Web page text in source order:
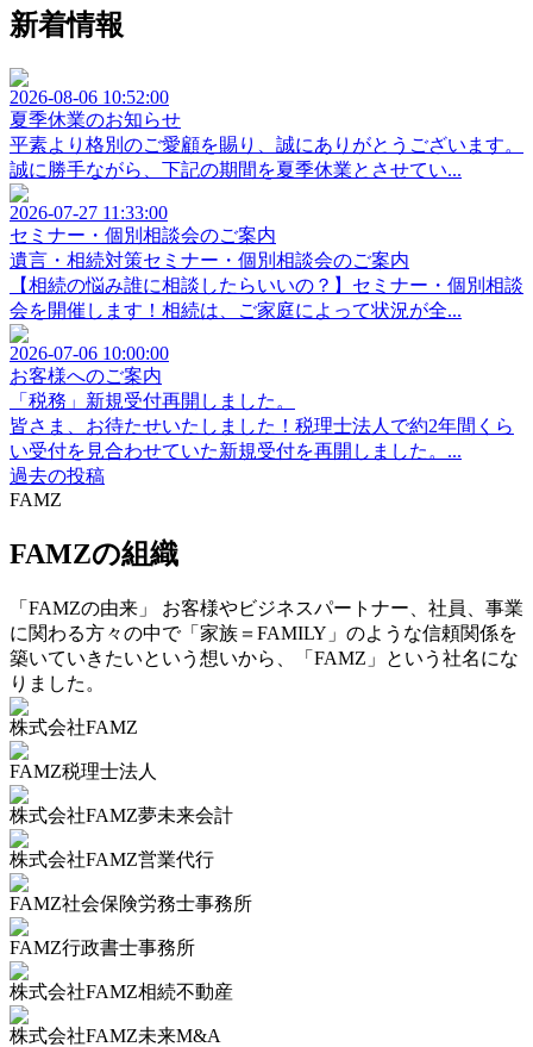
新着情報
2026-08-06 10:52:00
夏季休業のお知らせ
平素より格別のご愛顧を賜り、誠にありがとうございます。
誠に勝手ながら、下記の期間を夏季休業とさせてい...
2026-07-27 11:33:00
セミナー・個別相談会のご案内
遺言・相続対策セミナー・個別相談会のご案内
【相続の悩み誰に相談したらいいの？】セミナー・個別相談
会を開催します！相続は、ご家庭によって状況が全...
2026-07-06 10:00:00
お客様へのご案内
「税務」新規受付再開しました。
皆さま、お待たせいたしました！税理士法人で約2年間くら
い受付を見合わせていた新規受付を再開しました。...
過去の投稿
FAMZ
FAMZの組織
「FAMZの由来」 お客様やビジネスパートナー、社員、事業
に関わる方々の中で「家族＝FAMILY」のような信頼関係を
築いていきたいという想いから、「FAMZ」という社名にな
りました。
株式会社FAMZ
FAMZ税理士法人
株式会社FAMZ夢未来会計
株式会社FAMZ営業代行
FAMZ社会保険労務士事務所
FAMZ行政書士事務所
株式会社FAMZ相続不動産
株式会社FAMZ未来M&A